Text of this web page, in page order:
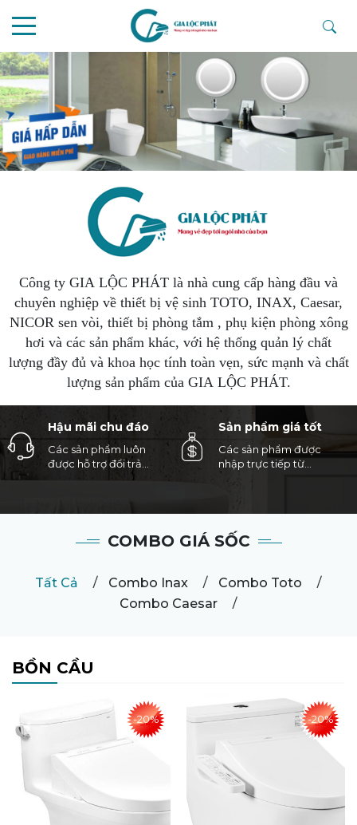
Công ty GIA LỘC PHÁT là nhà cung cấp hàng đầu và
chuyên nghiệp về thiết bị vệ sinh TOTO, INAX, Caesar,
NICOR sen vòi, thiết bị phòng tắm , phụ kiện phòng xông
hơi và các sản phẩm khác, với hệ thống quản lý chất
lượng đầy đủ và khoa học tính toàn vẹn, sức mạnh và chất
lượng sản phẩm của GIA LỘC PHÁT.
Hậu mãi chu đáo
Các sản phẩm luôn
được hỗ trợ đổi trả
trong vòng 7 ngày nếu
Sản phẩm giá tốt
Các sản phẩm được
nhập trực tiếp từ
COMBO GIÁ SỐC
Tất Cả Combo Inax
Combo Toto
Combo Caesar
BỒN CẦU
-20% -20%